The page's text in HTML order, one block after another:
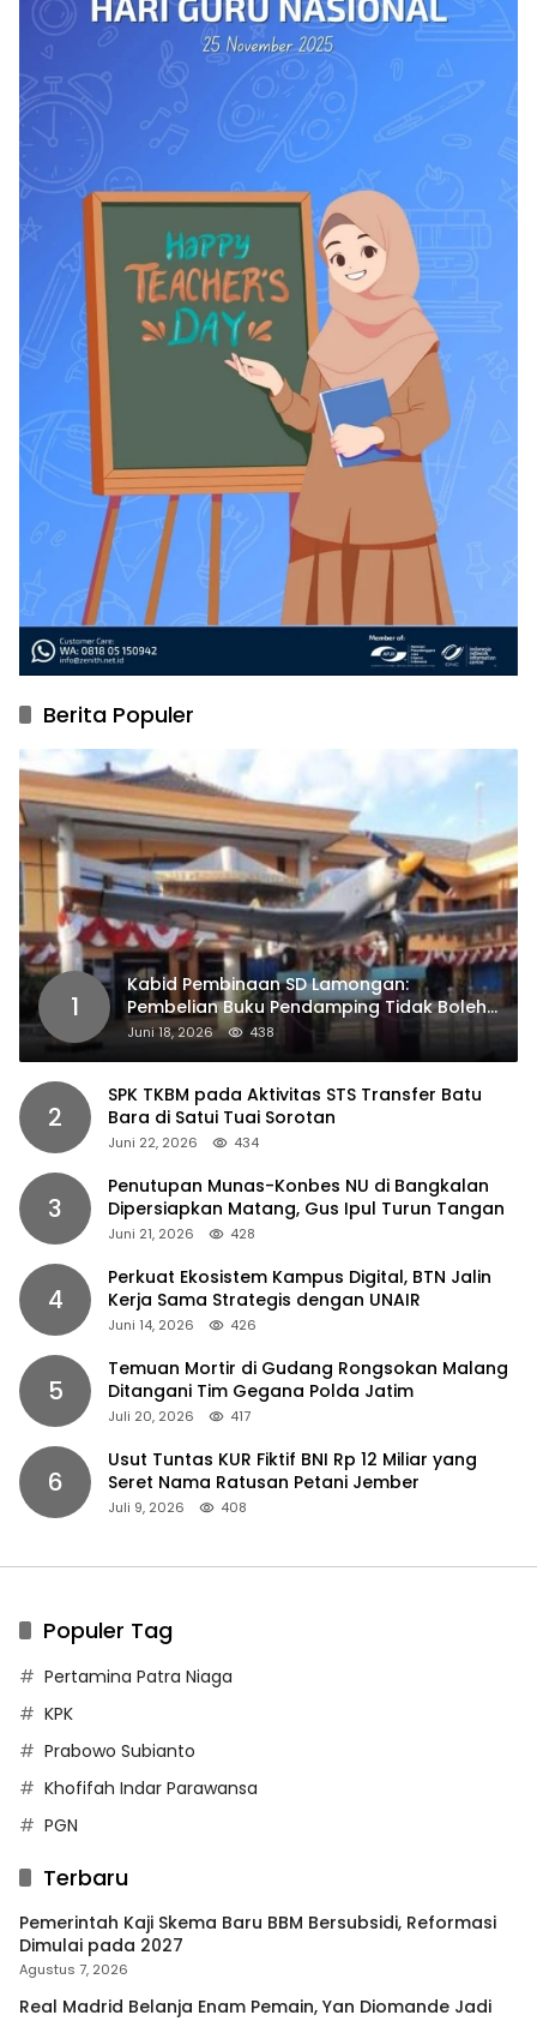
Berita Populer
1
Kabid Pembinaan SD Lamongan:
Pembelian Buku Pendamping Tidak Boleh
Dipaksakan
Juni 18, 2026 438
2
SPK TKBM pada Aktivitas STS Transfer Batu
Bara di Satui Tuai Sorotan
Juni 22, 2026 434
3
Penutupan Munas-Konbes NU di Bangkalan
Dipersiapkan Matang, Gus Ipul Turun Tangan
Juni 21, 2026 428
4
Perkuat Ekosistem Kampus Digital, BTN Jalin
Kerja Sama Strategis dengan UNAIR
Juni 14, 2026 426
5
Temuan Mortir di Gudang Rongsokan Malang
Ditangani Tim Gegana Polda Jatim
Juli 20, 2026 417
6
Usut Tuntas KUR Fiktif BNI Rp 12 Miliar yang
Seret Nama Ratusan Petani Jember
Juli 9, 2026 408
Populer Tag
Pertamina Patra Niaga
KPK
Prabowo Subianto
Khofifah Indar Parawansa
PGN
Terbaru
Pemerintah Kaji Skema Baru BBM Bersubsidi, Reformasi
Dimulai pada 2027
Agustus 7, 2026
Real Madrid Belanja Enam Pemain, Yan Diomande Jadi